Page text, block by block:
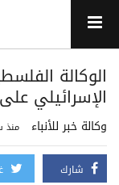
الوكالة
الإسرائيلي على
وكالة خبر للأنباء منذ
شارك